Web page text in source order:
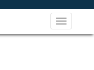
Toggle
navigation